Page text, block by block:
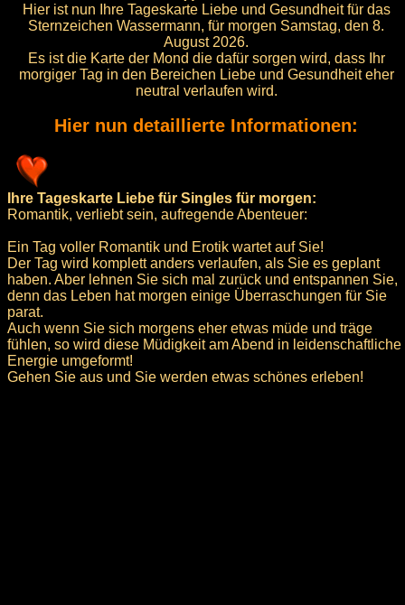
Hier ist nun Ihre Tageskarte Liebe und Gesundheit für das
Sternzeichen Wassermann, für morgen Samstag, den 8.
August 2026.
Es ist die Karte der Mond die dafür sorgen wird, dass Ihr
morgiger Tag in den Bereichen Liebe und Gesundheit eher
neutral verlaufen wird.
Hier nun detaillierte Informationen:
Ihre Tageskarte Liebe für Singles für morgen:
Romantik, verliebt sein, aufregende Abenteuer:
Ein Tag voller Romantik und Erotik wartet auf Sie!
Der Tag wird komplett anders verlaufen, als Sie es geplant
haben. Aber lehnen Sie sich mal zurück und entspannen Sie,
denn das Leben hat morgen einige Überraschungen für Sie
parat.
Auch wenn Sie sich morgens eher etwas müde und träge
fühlen, so wird diese Müdigkeit am Abend in leidenschaftliche
Energie umgeformt!
Gehen Sie aus und Sie werden etwas schönes erleben!